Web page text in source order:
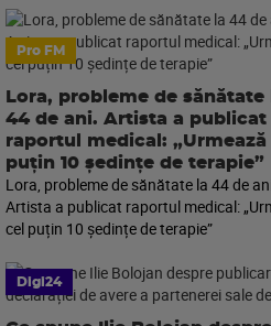
Pro FM
Lora, probleme de sănătate
44 de ani. Artista a publicat
raportul medical: „Urmează
puțin 10 ședințe de terapie”
Lora, probleme de sănătate la 44 de
Artista a publicat raportul medical:
cel puțin 10 ședințe de terapie”
Digi24